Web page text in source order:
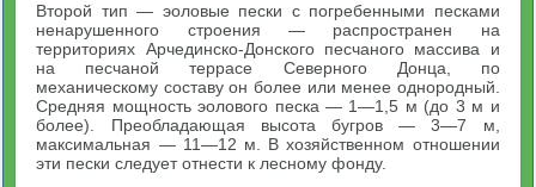
Второй тип — эоловые пески с погребенными песками
ненарушенного строения — распространен на
территориях Арчединско-Донского песчаного массива и
на песчаной террасе Северного Донца, по
механическому составу он более или менее однородный.
Средняя мощность эолового песка — 1—1,5 м (до 3 м и
более). Преобладающая высота бугров — 3—7 м,
максимальная — 11—12 м. В хозяйственном отношении
эти пески следует отнести к лесному фонду.